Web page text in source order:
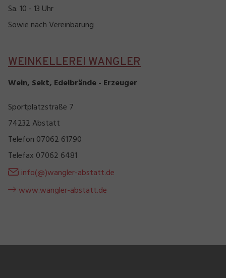
Sa. 10 - 13 Uhr
Sowie nach Vereinbarung
WEINKELLEREI WANGLER
Wein, Sekt, Edelbrände - Erzeuger
Sportplatzstraße 7
74232 Abstatt
Telefon 07062 61790
Telefax 07062 6481
info(@)wangler-abstatt.de
www.wangler-abstatt.de